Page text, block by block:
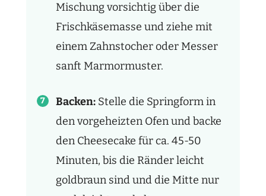
Mischung vorsichtig über die
Frischkäsemasse und ziehe mit
einem Zahnstocher oder Messer
sanft Marmormuster.
Backen: Stelle die Springform in
den vorgeheizten Ofen und backe
den Cheesecake für ca. 45-50
Minuten, bis die Ränder leicht
goldbraun sind und die Mitte nur